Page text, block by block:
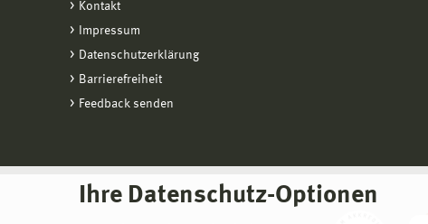
Ihre Datenschutz-Optionen
Kontakt
Impressum
Datenschutzerklärung
Barrierefreiheit
Feedback senden